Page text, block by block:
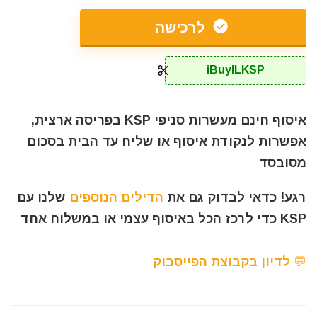
לרכישה
iBuyILKSP
איסוף חינם מעשרות סניפי KSP בפריסה ארצית,
אפשרות לנקודת איסוף או שליח עד הבית בסכום
מסובסד
רגע! כדאי לבדוק גם את הדילים הנוספים שלנו עם
KSP כדי לרכז הכל באיסוף עצמי או במשלוח אחד
💬 לדיון בקבוצת הפייסבוק